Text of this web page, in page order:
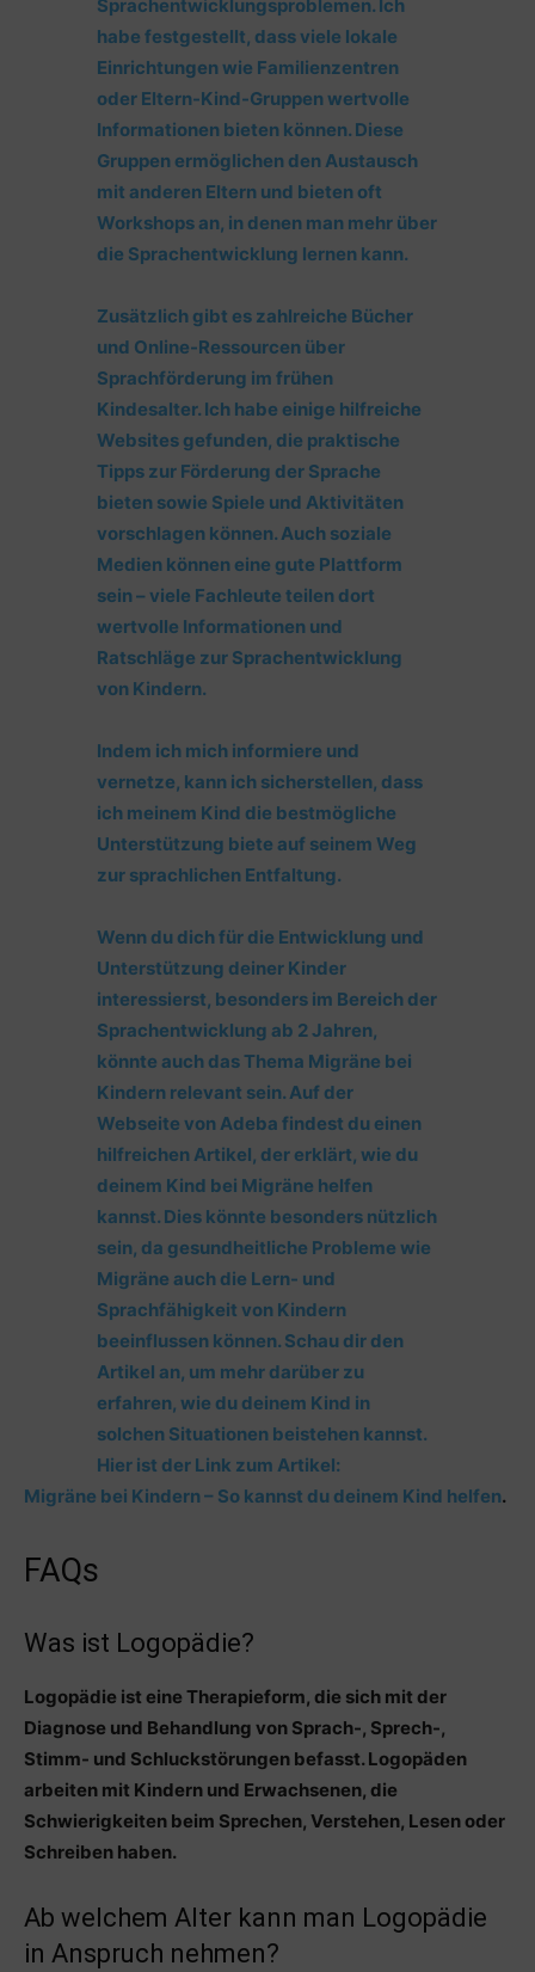
Sprachentwicklungsproblemen. Ich
habe festgestellt, dass viele lokale
Einrichtungen wie Familienzentren
oder Eltern-Kind-Gruppen wertvolle
Informationen bieten können. Diese
Gruppen ermöglichen den Austausch
mit anderen Eltern und bieten oft
Workshops an, in denen man mehr über
die Sprachentwicklung lernen kann.
Zusätzlich gibt es zahlreiche Bücher
und Online-Ressourcen über
Sprachförderung im frühen
Kindesalter. Ich habe einige hilfreiche
Websites gefunden, die praktische
Tipps zur Förderung der Sprache
bieten sowie Spiele und Aktivitäten
vorschlagen können.Auch soziale
Medien können eine gute Plattform
sein – viele Fachleute teilen dort
wertvolle Informationen und
Ratschläge zur Sprachentwicklung
von Kindern.
Indem ich mich informiere und
vernetze, kann ich sicherstellen, dass
ich meinem Kind die bestmögliche
Unterstützung biete auf seinem Weg
zur sprachlichen Entfaltung.
Wenn du dich für die Entwicklung und
Unterstützung deiner Kinder
interessierst, besonders im Bereich der
Sprachentwicklung ab 2 Jahren,
könnte auch das Thema Migräne bei
Kindern relevant sein. Auf der
Webseite von Adeba findest du einen
hilfreichen Artikel, der erklärt, wie du
deinem Kind bei Migräne helfen
kannst. Dies könnte besonders nützlich
sein, da gesundheitliche Probleme wie
Migräne auch die Lern- und
Sprachfähigkeit von Kindern
beeinflussen können. Schau dir den
Artikel an, um mehr darüber zu
erfahren, wie du deinem Kind in
solchen Situationen beistehen kannst.
Hier ist der Link zum Artikel:
Migräne bei Kindern – So kannst du deinem Kind helfen.
FAQs
Was ist Logopädie?
Logopädie ist eine Therapieform, die sich mit der
Diagnose und Behandlung von Sprach-, Sprech-,
Stimm- und Schluckstörungen befasst. Logopäden
arbeiten mit Kindern und Erwachsenen, die
Schwierigkeiten beim Sprechen, Verstehen, Lesen oder
Schreiben haben.
Ab welchem Alter kann man Logopädie
in Anspruch nehmen?